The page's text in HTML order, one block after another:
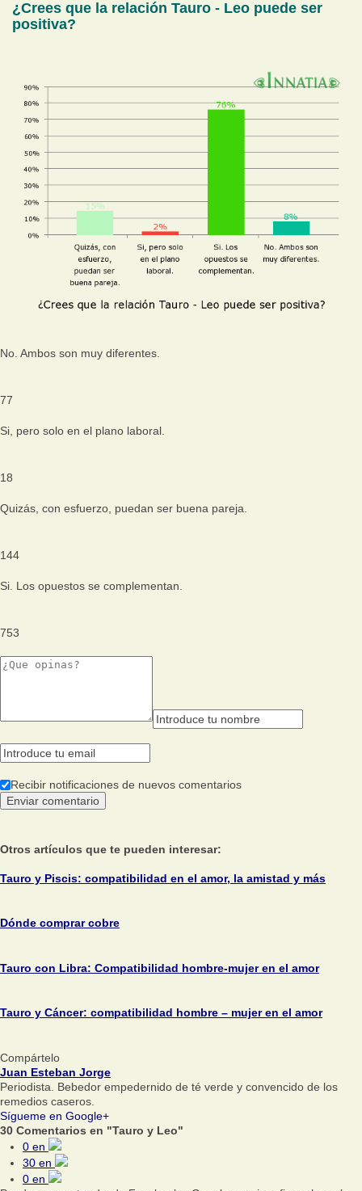
¿Crees que la relación Tauro - Leo puede ser
positiva?
No. Ambos son muy diferentes.
77
Si, pero solo en el plano laboral.
18
Quizás, con esfuerzo, puedan ser buena pareja.
144
Si. Los opuestos se complementan.
753
Recibir notificaciones de nuevos comentarios
Otros artículos que te pueden interesar:
Tauro y Piscis: compatibilidad en el amor, la amistad y más
Dónde comprar cobre
Tauro con Libra: Compatibilidad hombre-mujer en el amor
Tauro y Cáncer: compatibilidad hombre – mujer en el amor
Compártelo
Juan Esteban Jorge
Periodista. Bebedor empedernido de té verde y convencido de los
remedios caseros.
Sígueme en Google+
30 Comentarios en "Tauro y Leo"
0 en
30 en
0 en